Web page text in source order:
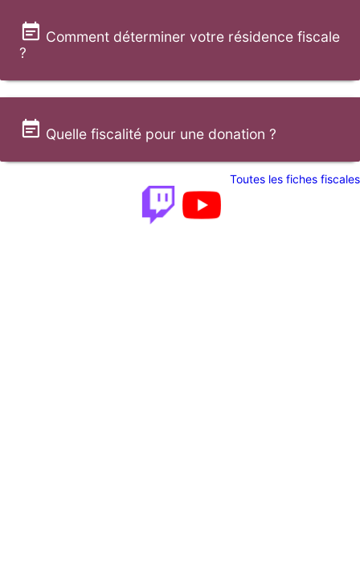
Comment déterminer votre résidence fiscale
?
Quelle fiscalité pour une donation ?
Toutes les fiches fiscales